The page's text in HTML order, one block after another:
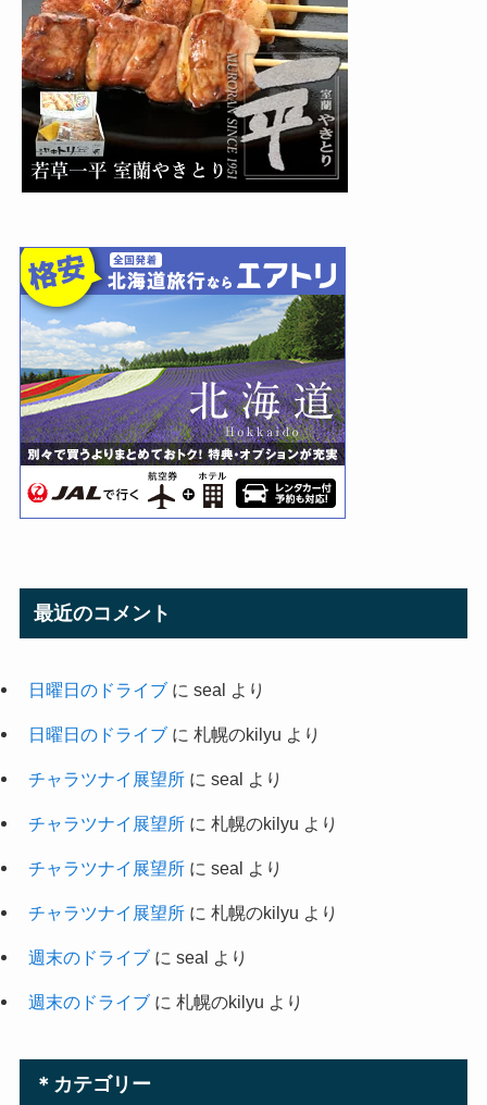
最近のコメント
日曜日のドライブに seal より
日曜日のドライブに 札幌のkilyu より
チャラツナイ展望所に seal より
チャラツナイ展望所に 札幌のkilyu より
チャラツナイ展望所に seal より
チャラツナイ展望所に 札幌のkilyu より
週末のドライブに seal より
週末のドライブに 札幌のkilyu より
＊カテゴリー